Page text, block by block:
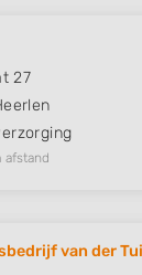
27
afstand
van der